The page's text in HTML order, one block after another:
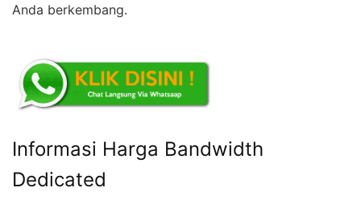
Anda berkembang.
Informasi Harga Bandwidth
Dedicated